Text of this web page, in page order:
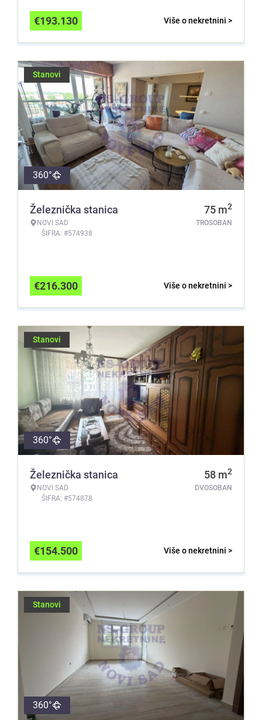
Više o nekretnini >
€193.130
Stanovi
360°
Železnička stanica
NOVI SAD
ŠIFRA: #574938
75 m2
TROSOBAN
Više o nekretnini >
€216.300
Stanovi
360°
Železnička stanica
NOVI SAD
ŠIFRA: #574878
58 m2
DVOSOBAN
Više o nekretnini >
€154.500
Stanovi
360°